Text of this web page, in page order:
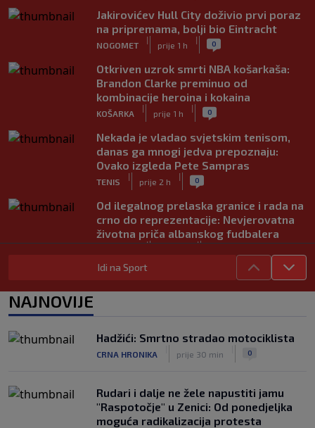
Jakirovićev Hull City doživio prvi poraz
na pripremama, bolji bio Eintracht
NOGOMET
|
prije 1 h
| 0
Otkriven uzrok smrti NBA košarkaša:
Brandon Clarke preminuo od
kombinacije heroina i kokaina
KOŠARKA
|
prije 1 h
| 0
Nekada je vladao svjetskim tenisom,
danas ga mnogi jedva prepoznaju:
Ovako izgleda Pete Sampras
TENIS
|
prije 2 h
| 0
Od ilegalnog prelaska granice i rada na
crno do reprezentacije: Nevjerovatna
životna priča albanskog fudbalera
| |
Deco iz sjene preokrenuo posao: Rodri
River Plate napravio veliki posao:
Reprezentativac Argentine stigao iz
Idi na Sport
NAJNOVIJE
Hadžići: Smrtno stradao motociklista
CRNA HRONIKA prije 30 min 0
Rudari i dalje ne žele napustiti jamu
"Raspotočje" u Zenici: Od ponedjeljka
moguća radikalizacija protesta